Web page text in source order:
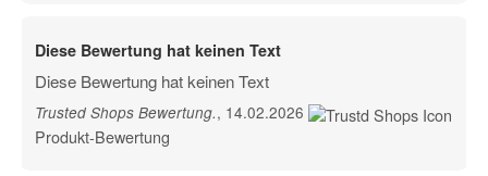
Diese Bewertung hat keinen Text
Diese Bewertung hat keinen Text
Trusted Shops Bewertung., 14.02.2026
Produkt-Bewertung